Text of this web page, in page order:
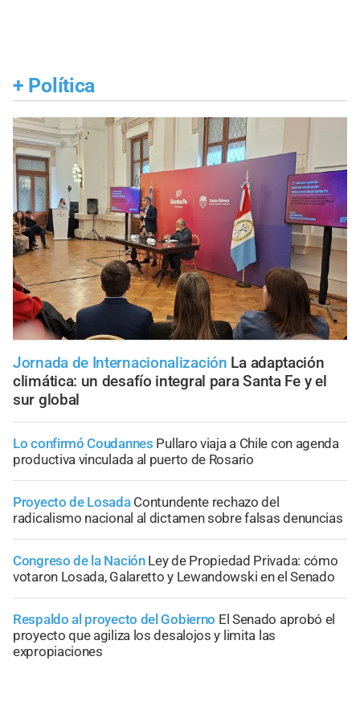
+ Política
Jornada de Internacionalización La adaptación
climática: un desafío integral para Santa Fe y el
sur global
Lo confirmó Coudannes Pullaro viaja a Chile con agenda
productiva vinculada al puerto de Rosario
Proyecto de Losada Contundente rechazo del
radicalismo nacional al dictamen sobre falsas denuncias
Congreso de la Nación Ley de Propiedad Privada: cómo
votaron Losada, Galaretto y Lewandowski en el Senado
Respaldo al proyecto del Gobierno El Senado aprobó el
proyecto que agiliza los desalojos y limita las
expropiaciones